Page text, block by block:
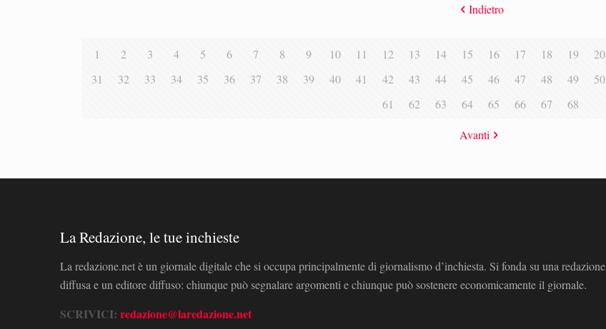
Indietro
1 2 3 4 5 6 7 8 9 10 11 12 13 14 15 16 17 18 19 20
31
32 33 34 35 36 37 38 39 40 41 42 43 44 45 46 47 48 49 50
61
62 63 64 65 66 67 68
Avanti
La Redazione, le tue inchieste
La redazione.net è un giornale digitale che si occupa principalmente di giornalismo d’inchiesta. Si fonda su una redazione
diffusa e un editore diffuso: chiunque può segnalare argomenti e chiunque può sostenere economicamente il giornale.
SCRIVICI: redazione@laredazione.net